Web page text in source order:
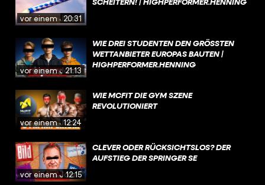
vor einem Jahr
20:31
vor einem Jahr
21:13
WIE DREI STUDENTEN DEN GRÖSSTEN W
ETTANBIETER EUROPAS BAUTEN | H
IGHPERFORMER.HENNING
vor einem Jahr
12:24
WIE MCFIT DIE GYM SZENE
REVOLUTIONIERT
vor einem Jahr
12:15
CLEVER ODER RÜCKSICHTSLOS? DER
AUFSTIEG DER SPRINGER SE